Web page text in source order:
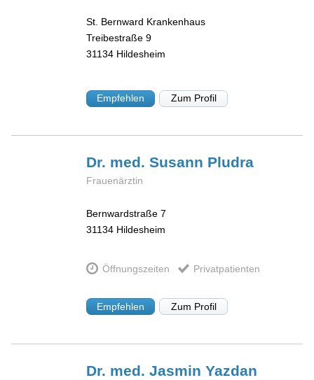
St. Bernward Krankenhaus
Treibestraße 9
31134 Hildesheim
Empfehlen Zum Profil
Dr. med. Susann Pludra
Frauenärztin
Bernwardstraße 7
31134 Hildesheim
Öffnungszeiten Privatpatienten
Empfehlen Zum Profil
Dr. med. Jasmin Yazdan